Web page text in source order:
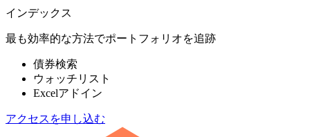
インデックス
最も効率的な方法でポートフォリオを追跡
債券検索
ウォッチリスト
Excelアドイン
アクセスを申し込む